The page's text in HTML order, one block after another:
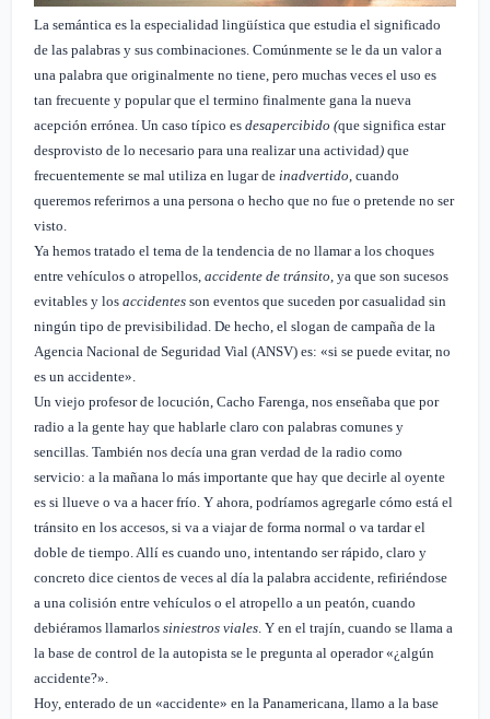
La semántica es la especialidad lingüística que estudia el significado
de las palabras y sus combinaciones. Comúnmente se le da un valor a
una palabra que originalmente no tiene, pero muchas veces el uso es
tan frecuente y popular que el termino finalmente gana la nueva
acepción errónea. Un caso típico esdesapercibido (que significa estar
desprovisto de lo necesario para una realizar una actividad)que
frecuentemente se mal utiliza en lugar deinadvertido, cuando
queremos referirnos a una persona o hecho que no fue o pretende no ser
visto.
Ya hemos tratado el tema de la tendencia de no llamar a los choques
entre vehículos o atropellos,accidente de tránsito, ya que son sucesos
evitables y losaccidentesson eventos que suceden por casualidad sin
ningún tipo de previsibilidad. De hecho, el slogan de campaña de la
Agencia Nacional de Seguridad Vial (ANSV) es: «si se puede evitar, no
es un accidente».
Un viejo profesor de locución, Cacho Farenga, nos enseñaba que por
radio a la gente hay que hablarle claro con palabras comunes y
sencillas. También nos decía una gran verdad de la radio como
servicio: a la mañana lo más importante que hay que decirle al oyente
es si llueve o va a hacer frío. Y ahora, podríamos agregarle cómo está el
tránsito en los accesos, si va a viajar de forma normal o va tardar el
doble de tiempo. Allí es cuando uno, intentando ser rápido, claro y
concreto dice cientos de veces al día la palabra accidente, refiriéndose
a una colisión entre vehículos o el atropello a un peatón, cuando
debiéramos llamarlossiniestros viales. Y en el trajín, cuando se llama a
la base de control de la autopista se le pregunta al operador «¿algún
accidente?».
Hoy, enterado de un «accidente» en la Panamericana, llamo a la base